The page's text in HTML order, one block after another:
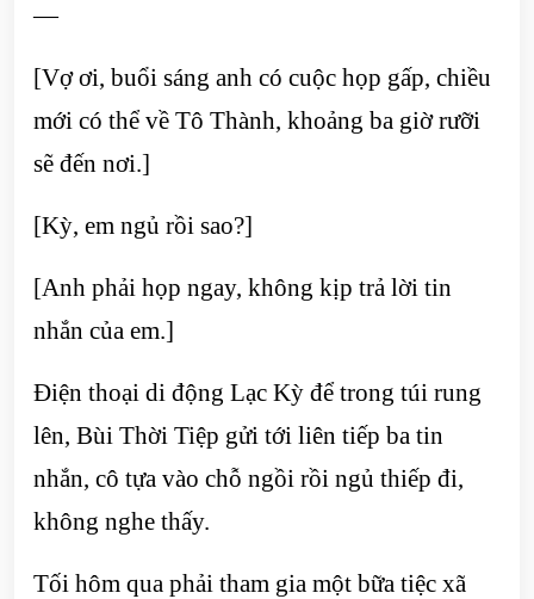
—
[Vợ ơi, buổi sáng anh có cuộc họp gấp, chiều
mới có thể về Tô Thành, khoảng ba giờ rưỡi
sẽ đến nơi.]
[Kỳ, em ngủ rồi sao?]
[Anh phải họp ngay, không kịp trả lời tin
nhắn của em.]
Điện thoại di động Lạc Kỳ để trong túi rung
lên, Bùi Thời Tiệp gửi tới liên tiếp ba tin
nhắn, cô tựa vào chỗ ngồi rồi ngủ thiếp đi,
không nghe thấy.
Tối hôm qua phải tham gia một bữa tiệc xã